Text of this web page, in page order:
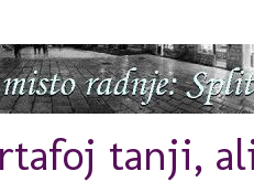
tanji,